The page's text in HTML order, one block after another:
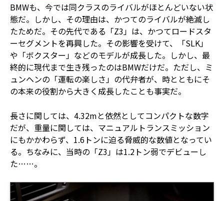
BMWも、今では同クラスのライバルがほとんどいない状
態だ。しかし、その理由は、かつてのライバルが絶滅し
たためだ。その先代である「Z3」は、かつてロードスタ
ーセグメントを再興した。その影響を受けて、「SLK」
や「ボクスター」などのモデルが成長した。しかし、最
終的に現代まで生き残ったのはBMWだけだ。ただし、ミ
ュンヘンの「運転の楽しさ」の代弁者が、時とともにそ
の本来の役割から大きく成長したことも事実だ。
長さに関しては、4.32mと依然としてコンパクトな数字
だが、重量に関しては、マニュアルトランスミッション
にもかかわらず、1.6トンに迫る脅威的な数値となってい
る。ちなみに、当時の「Z3」は1.2トン弱でデビューし
た……。